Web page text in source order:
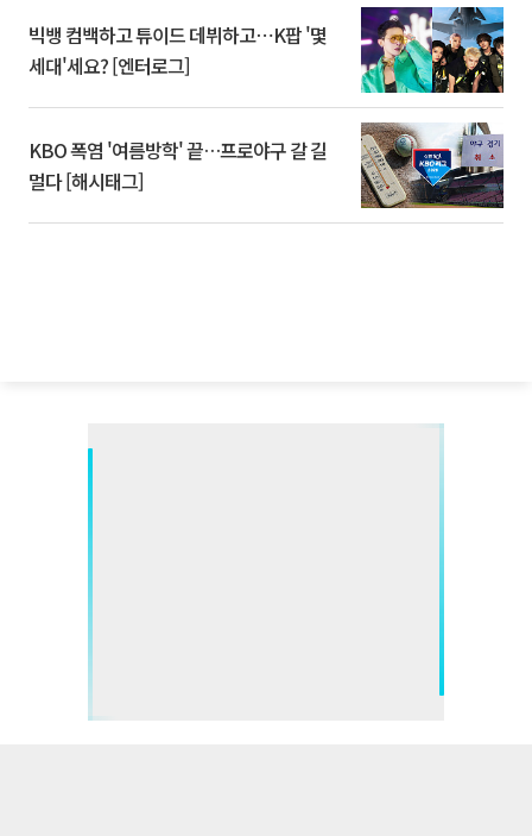
빅뱅 컴백하고 튜이드 데뷔하고⋯K팝 '몇
세대'세요? [엔터로그]
KBO 폭염 '여름방학' 끝…프로야구 갈 길
멀다 [해시태그]